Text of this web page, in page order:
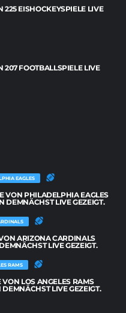
225 EISHOCKEYSPIELE LIVE
207 FOOTBALLSPIELE LIVE
EAGLES
VON PHILADELPHIA EAGLES
DEMNÄCHST LIVE GEZEIGT.
ARIZONA CARDINALS
LIVE GEZEIGT.
RAMS
VON LOS ANGELES RAMS
LIVE GEZEIGT.